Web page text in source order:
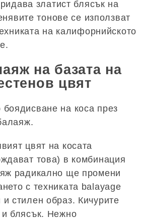
златист блясък на
тонове се използват
на калифорнийското
на базата на
цвят
на коса през
цвят на косата
това) в комбинация
радикално ще промени
с техниката balayage
стилен образ. Кичурите
блясък. Нежно